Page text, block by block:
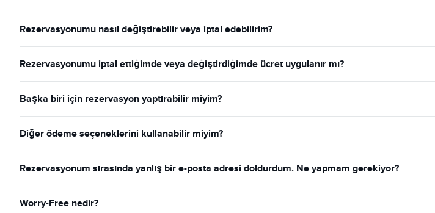
Rezervasyonumu nasıl değiştirebilir veya iptal edebilirim?
Rezervasyonumu iptal ettiğimde veya değiştirdiğimde ücret uygulanır mı?
Başka biri için rezervasyon yaptırabilir miyim?
Diğer ödeme seçeneklerini kullanabilir miyim?
Rezervasyonum sırasında yanlış bir e-posta adresi doldurdum. Ne yapmam gerekiyor?
Worry-Free nedir?